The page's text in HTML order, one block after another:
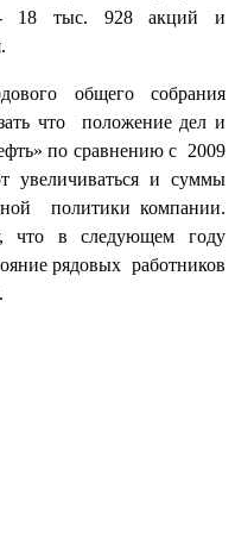
- 18 тыс. 928 акций и
общего собрания
что положение дел и
по сравнению с 2009
и суммы
политики компании.
что в следующем году
рядовых работников